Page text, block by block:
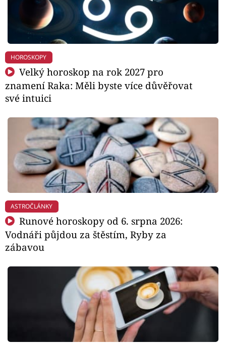
HOROSKOPY
Velký horoskop na rok 2027 pro
znamení Raka: Měli byste více důvěřovat
své intuici
ASTROČLÁNKY
Runové horoskopy od 6. srpna 2026:
Vodnáři půjdou za štěstím, Ryby za
zábavou